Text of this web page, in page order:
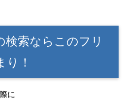
検索ならこのフリ
り！
に